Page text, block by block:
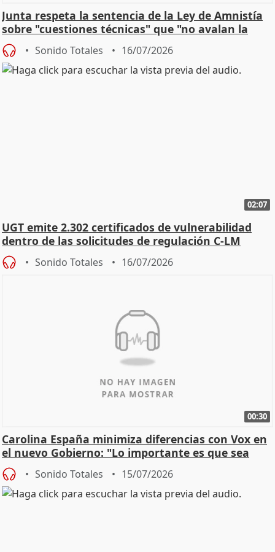
Junta respeta la sentencia de la Ley de Amnistía
sobre "cuestiones técnicas" que "no avalan la
const
Sonido Totales 16/07/2026
02:07
UGT emite 2.302 certificados de vulnerabilidad
dentro de las solicitudes de regulación C-LM
Sonido Totales 16/07/2026
00:30
Carolina España minimiza diferencias con Vox en
el nuevo Gobierno: "Lo importante es que sea
una leg
Sonido Totales 15/07/2026